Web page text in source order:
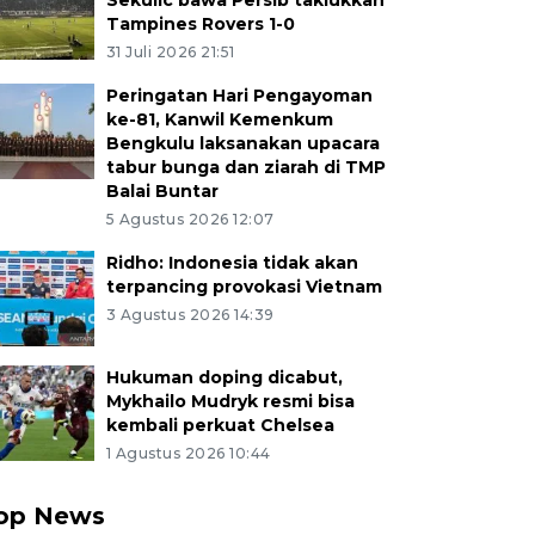
Tampines Rovers 1-0
31 Juli 2026 21:51
Peringatan Hari Pengayoman
ke-81, Kanwil Kemenkum
Bengkulu laksanakan upacara
tabur bunga dan ziarah di TMP
Balai Buntar
5 Agustus 2026 12:07
Ridho: Indonesia tidak akan
terpancing provokasi Vietnam
3 Agustus 2026 14:39
Hukuman doping dicabut,
Mykhailo Mudryk resmi bisa
kembali perkuat Chelsea
1 Agustus 2026 10:44
News